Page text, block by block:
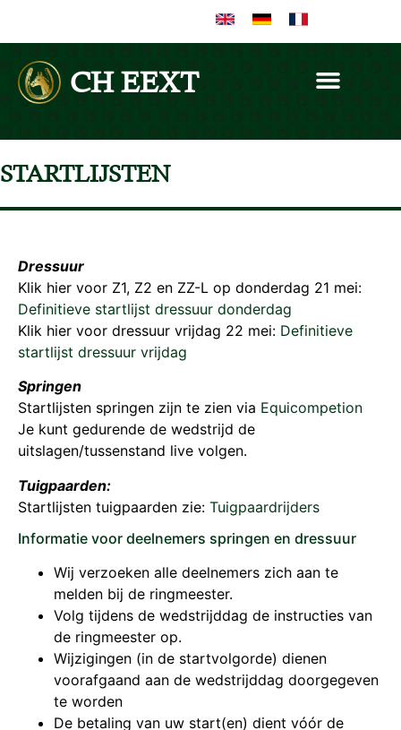
CH EEXT
STARTLIJSTEN
Dressuur
Klik hier voor Z1, Z2 en ZZ-L op donderdag 21 mei:
Definitieve startlijst dressuur donderdag
Klik hier voor dressuur vrijdag 22 mei: Definitieve
startlijst dressuur vrijdag
Springen
Startlijsten springen zijn te zien via Equicompetion
Je kunt gedurende de wedstrijd de
uitslagen/tussenstand live volgen.
Tuigpaarden:
Startlijsten tuigpaarden zie: Tuigpaardrijders
Informatie voor deelnemers springen en dressuur
Wij verzoeken alle deelnemers zich aan te
melden bij de ringmeester.
Volg tijdens de wedstrijddag de instructies van
de ringmeester op.
Wijzigingen (in de startvolgorde) dienen
voorafgaand aan de wedstrijddag doorgegeven
te worden
De betaling van uw start(en) dient vóór de